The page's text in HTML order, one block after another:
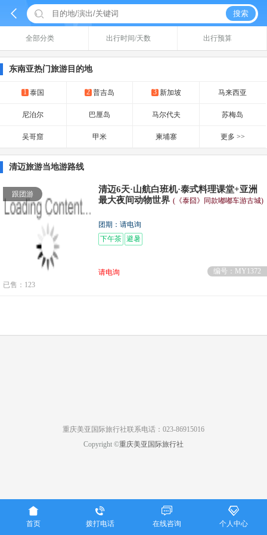
  搜索
全部分类 出行时间/天数 出行预算
东南亚热门旅游目的地
1 泰国 2 普吉岛 3 新加坡 马来西亚
尼泊尔 巴厘岛 马尔代夫 苏梅岛
吴哥窟 甲米 柬埔寨 更多 >>
清迈旅游当地游路线
跟团游
清迈6天·山航白班机·泰式料理课堂+亚洲
最大夜间动物世界 (《泰囧》同款嘟嘟车游古城)
团期：请电询
下午茶 避暑
请电询
编号：MY1372
已售：123
重庆美亚国际旅行社联系电话：023-86915016
Copyright ©重庆美亚国际旅行社

首页

拨打电话

在线咨询

个人中心